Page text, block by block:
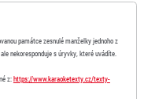
památce zesnulé manželky jednoho z
nekoresponduje s úryvky, které uvádíte.
z:https://www.karaoketexty.cz/texty-